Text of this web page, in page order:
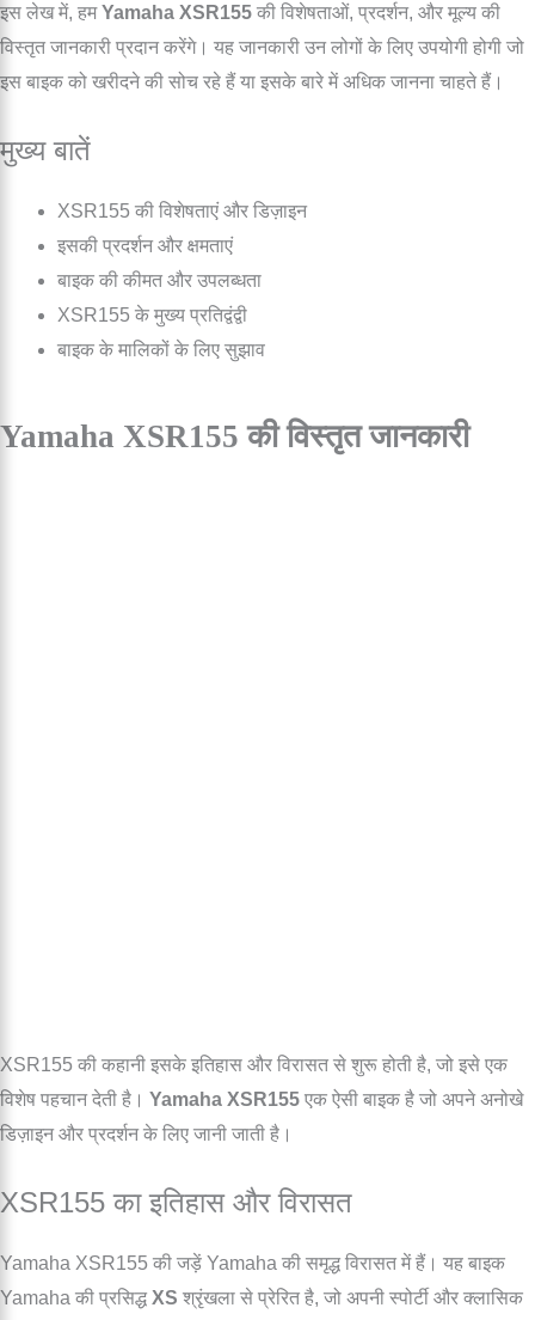
इस लेख में, हमYamaha XSR155 की विशेषताओं, प्रदर्शन, और मूल्य की
विस्तृत जानकारी प्रदान करेंगे। यह जानकारी उन लोगों के लिए उपयोगी होगी जो
इस बाइक को खरीदने की सोच रहे हैं या इसके बारे में अधिक जानना चाहते हैं।
मुख्य बातें
XSR155 की विशेषताएं और डिज़ाइन
इसकी प्रदर्शन और क्षमताएं
बाइक की कीमत और उपलब्धता
XSR155 के मुख्य प्रतिद्वंद्वी
बाइक के मालिकों के लिए सुझाव
Yamaha XSR155 की विस्तृत जानकारी
XSR155 की कहानी इसके इतिहास और विरासत से शुरू होती है, जो इसे एक
विशेष पहचान देती है। Yamaha XSR155 एक ऐसी बाइक है जो अपने अनोखे
डिज़ाइन और प्रदर्शन के लिए जानी जाती है।
XSR155 का इतिहास और विरासत
Yamaha XSR155 की जड़ें Yamaha की समृद्ध विरासत में हैं। यह बाइक
Yamaha की प्रसिद्ध XS श्रृंखला से प्रेरित है, जो अपनी स्पोर्टी और क्लासिक